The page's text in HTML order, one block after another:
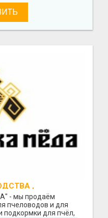
,
- мы продаём
пчеловодов и для
подкормки для пчёл,